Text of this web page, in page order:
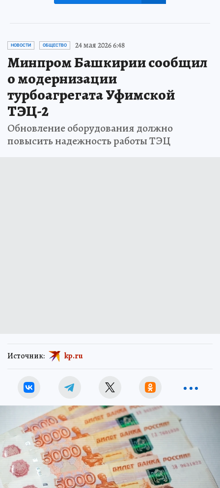
НОВОСТИ ОБЩЕСТВО 24 мая 2026 6:48
Минпром Башкирии сообщил
о модернизации
турбоагрегата Уфимской
ТЭЦ-2
Обновление оборудования должно
повысить надежность работы ТЭЦ
Источник: kp.ru